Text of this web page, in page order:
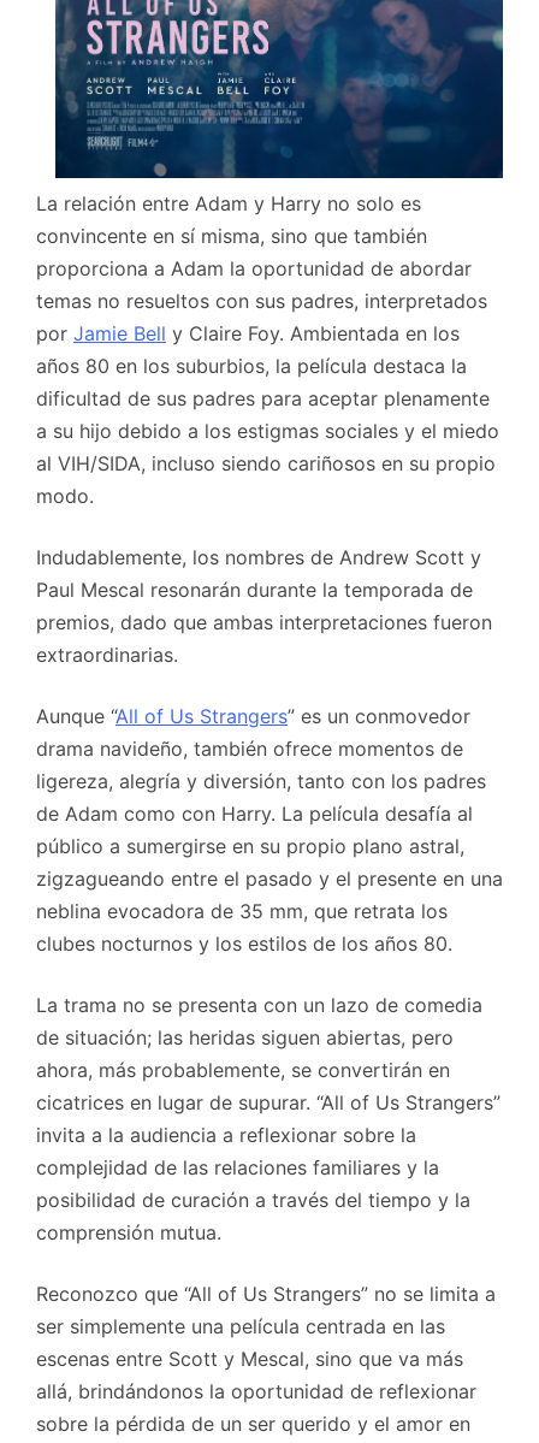
La relación entre Adam y Harry no solo es
convincente en sí misma, sino que también
proporciona a Adam la oportunidad de abordar
temas no resueltos con sus padres, interpretados
por Jamie Bell y Claire Foy. Ambientada en los
años 80 en los suburbios, la película destaca la
dificultad de sus padres para aceptar plenamente
a su hijo debido a los estigmas sociales y el miedo
al VIH/SIDA, incluso siendo cariñosos en su propio
modo.
Indudablemente, los nombres de Andrew Scott y
Paul Mescal resonarán durante la temporada de
premios, dado que ambas interpretaciones fueron
extraordinarias.
Aunque “All of Us Strangers” es un conmovedor
drama navideño, también ofrece momentos de
ligereza, alegría y diversión, tanto con los padres
de Adam como con Harry. La película desafía al
público a sumergirse en su propio plano astral,
zigzagueando entre el pasado y el presente en una
neblina evocadora de 35 mm, que retrata los
clubes nocturnos y los estilos de los años 80.
La trama no se presenta con un lazo de comedia
de situación; las heridas siguen abiertas, pero
ahora, más probablemente, se convertirán en
cicatrices en lugar de supurar. “All of Us Strangers”
invita a la audiencia a reflexionar sobre la
complejidad de las relaciones familiares y la
posibilidad de curación a través del tiempo y la
comprensión mutua.
Reconozco que “All of Us Strangers” no se limita a
ser simplemente una película centrada en las
escenas entre Scott y Mescal, sino que va más
allá, brindándonos la oportunidad de reflexionar
sobre la pérdida de un ser querido y el amor en